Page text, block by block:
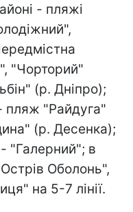
- пляжі
"Чорторий"
(р. Дніпро);
пляж "Райдуга"
(р. Десенка);
- "Галерний"; в
Оболонь",
на 5-7 лінії.